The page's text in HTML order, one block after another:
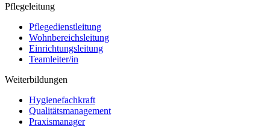
Pflegeleitung
Pflegedienstleitung
Wohnbereichsleitung
Einrichtungsleitung
Teamleiter/in
Weiterbildungen
Hygienefachkraft
Qualitätsmanagement
Praxismanager